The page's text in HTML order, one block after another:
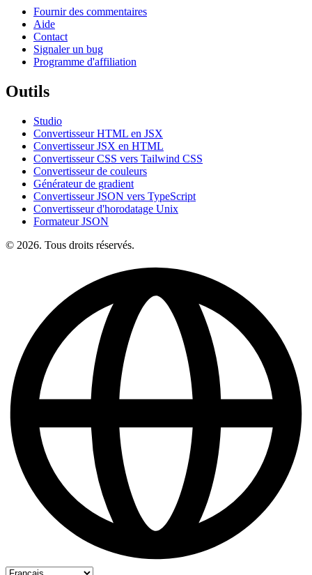
Fournir des commentaires
Aide
Contact
Signaler un bug
Programme d'affiliation
Outils
Studio
Convertisseur HTML en JSX
Convertisseur JSX en HTML
Convertisseur CSS vers Tailwind CSS
Convertisseur de couleurs
Générateur de gradient
Convertisseur JSON vers TypeScript
Convertisseur d'horodatage Unix
Formateur JSON
© 2026. Tous droits réservés.